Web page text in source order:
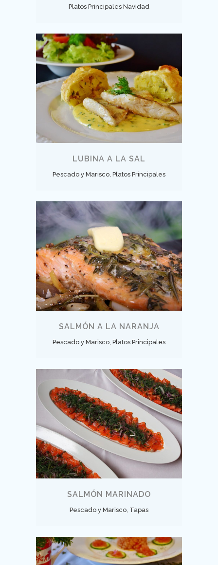
Platos Principales Navidad
LUBINA A LA SAL
Pescado y Marisco, Platos Principales
SALMÓN A LA NARANJA
Pescado y Marisco, Platos Principales
SALMÓN MARINADO
Pescado y Marisco, Tapas